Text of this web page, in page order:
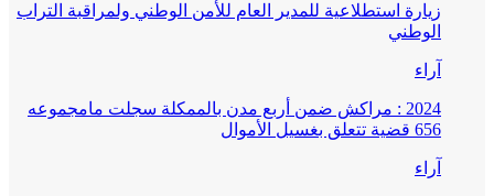
زيارة استطلاعية للمدير العام للأمن الوطني ولمراقبة التراب
الوطني
آراء
2024 : مراكش ضمن أربع مدن بالممكلة سجلت مامجموعه
656 قضية تتعلق بغسيل الأموال
آراء